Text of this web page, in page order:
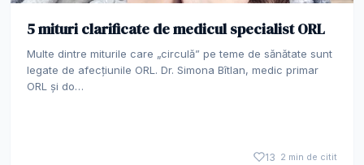
5 mituri clarificate de medicul specialist ORL
Multe dintre miturile care „circulă” pe teme de sănătate sunt
legate de afecțiunile ORL. Dr. Simona Bîtlan, medic primar
ORL și do…
13 2 min de citit